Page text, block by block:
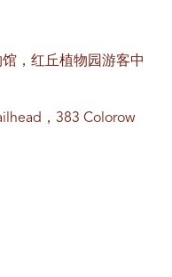
，红丘植物园游客中
，383 Colorow